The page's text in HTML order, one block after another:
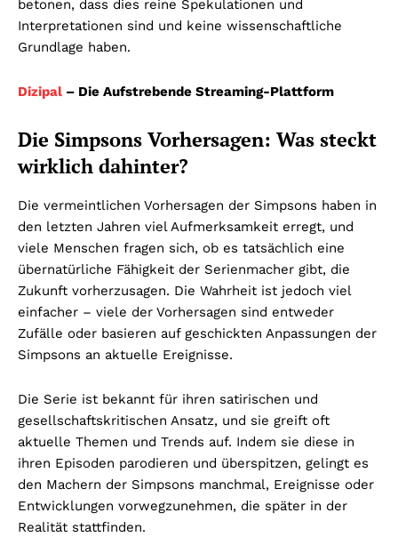
betonen, dass dies reine Spekulationen und
Interpretationen sind und keine wissenschaftliche
Grundlage haben.
Dizipal – Die Aufstrebende Streaming-Plattform
Die Simpsons Vorhersagen: Was steckt
wirklich dahinter?
Die vermeintlichen Vorhersagen der Simpsons haben in
den letzten Jahren viel Aufmerksamkeit erregt, und
viele Menschen fragen sich, ob es tatsächlich eine
übernatürliche Fähigkeit der Serienmacher gibt, die
Zukunft vorherzusagen. Die Wahrheit ist jedoch viel
einfacher – viele der Vorhersagen sind entweder
Zufälle oder basieren auf geschickten Anpassungen der
Simpsons an aktuelle Ereignisse.
Die Serie ist bekannt für ihren satirischen und
gesellschaftskritischen Ansatz, und sie greift oft
aktuelle Themen und Trends auf. Indem sie diese in
ihren Episoden parodieren und überspitzen, gelingt es
den Machern der Simpsons manchmal, Ereignisse oder
Entwicklungen vorwegzunehmen, die später in der
Realität stattfinden.